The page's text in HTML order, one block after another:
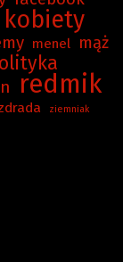
kobiety
menel mąż
redmik
ziemniak